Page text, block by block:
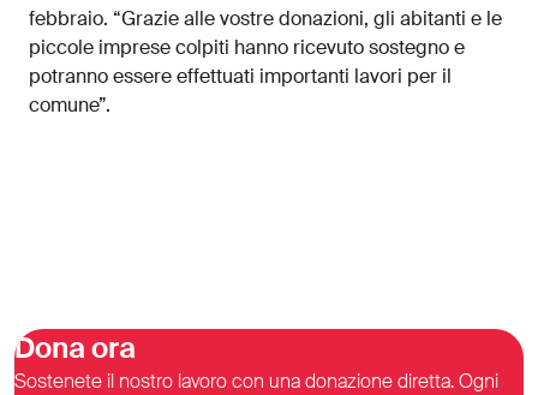
febbraio. “Grazie alle vostre donazioni, gli abitanti e le
piccole imprese colpiti hanno ricevuto sostegno e
potranno essere effettuati importanti lavori per il
comune”.
Dona ora
Sostenete il nostro lavoro con una donazione diretta. Ogni